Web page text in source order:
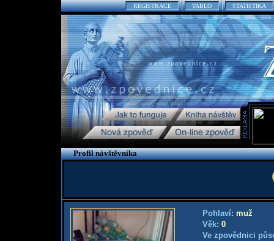
REGISTRACE TABLO STATISTIKA
Profil návštěvníka
Pohlaví: muž
Věk: 0
Ve zpovědnici